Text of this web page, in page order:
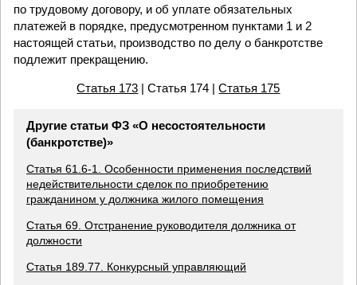
по трудовому договору, и об уплате обязательных
платежей в порядке, предусмотренном пунктами 1 и 2
настоящей статьи, производство по делу о банкротстве
подлежит прекращению.
Статья 173 | Статья 174 |Статья 175
Другие статьи ФЗ «О несостоятельности
(банкротстве)»
Статья 61.6-1. Особенности применения последствий
недействительности сделок по приобретению
гражданином у должника жилого помещения
Статья 69. Отстранение руководителя должника от
должности
Статья 189.77. Конкурсный управляющий